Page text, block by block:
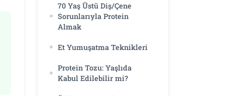
70 Yaş Üstü Diş/Çene
Sorunlarıyla Protein
Almak
Et Yumuşatma Teknikleri
Protein Tozu: Yaşlıda
Kabul Edilebilir mi?